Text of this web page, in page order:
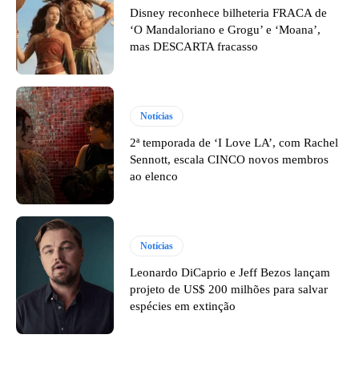
Disney reconhece bilheteria FRACA de
‘O Mandaloriano e Grogu’ e ‘Moana’,
mas DESCARTA fracasso
Notícias
2ª temporada de ‘I Love LA’, com Rachel
Sennott, escala CINCO novos membros
ao elenco
Notícias
Leonardo DiCaprio e Jeff Bezos lançam
projeto de US$ 200 milhões para salvar
espécies em extinção